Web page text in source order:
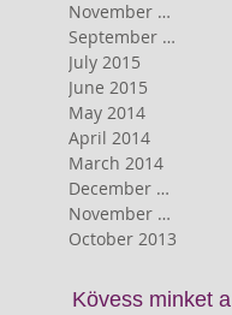
November 2015
September 2015
July 2015
June 2015
May 2014
April 2014
March 2014
December 2013
November 2013
October 2013
Kövess minket a